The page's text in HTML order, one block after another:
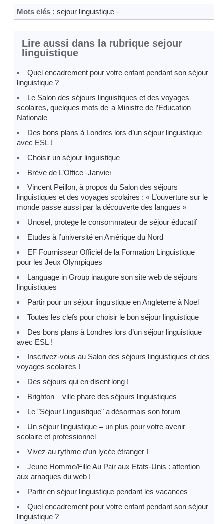
Mots clés : sejour linguistique -
Lire aussi dans la rubrique sejour
linguistique
Quel encadrement pour votre enfant pendant son séjour
linguistique ?
Le Salon des séjours linguistiques et des voyages
scolaires, quelques mots de la Ministre de l’Education
Nationale
Des bons plans à Londres lors d’un séjour linguistique
avec ESL !
Choisir un séjour linguistique
Brève de L’Office -Janvier
Vincent Peillon, à propos du Salon des séjours
linguistiques et des voyages scolaires : « L’ouverture sur le
monde passe aussi par la découverte des langues »
Unosel, protege le consommateur de séjour éducatif
Etudes à l’université en Amérique du Nord
EF Fournisseur Officiel de la Formation Linguistique
pour les Jeux Olympiques
Language in Group inaugure son site web de séjours
linguistiques
Partir pour un séjour linguistique en Angleterre à Noel
Toutes les clefs pour choisir le bon séjour linguistique
Des bons plans à Londres lors d’un séjour linguistique
avec ESL !
Inscrivez-vous au Salon des séjours linguistiques et des
voyages scolaires !
Des séjours qui en disent long !
Brighton – ville phare des séjours linguistiques
Le "Séjour Linguistique" a désormais son forum
Un séjour linguistique = un plus pour votre avenir
scolaire et professionnel
Vivez au rythme d’un lycée étranger !
Jeune Homme/Fille Au Pair aux Etats-Unis : attention
aux arnaques du web !
Partir en séjour linguistique pendant les vacances
Quel encadrement pour votre enfant pendant son séjour
linguistique ?